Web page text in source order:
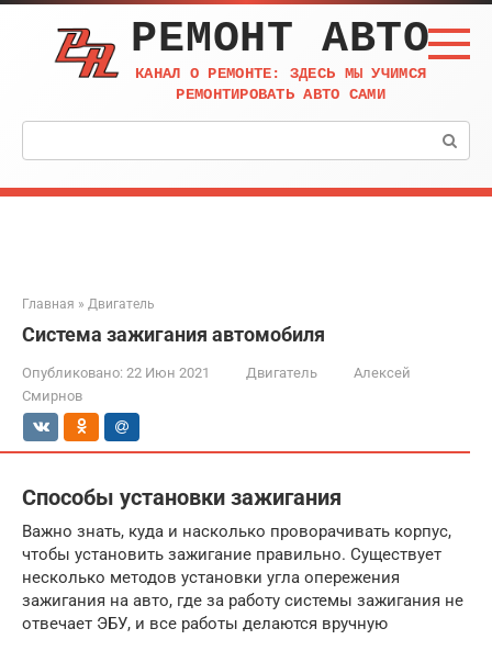
Перейти
контенту
РЕМОНТ АВТО
КАНАЛ О РЕМОНТЕ: ЗДЕСЬ МЫ УЧИМСЯ
РЕМОНТИРОВАТЬ АВТО САМИ
Поиск:
Главная » Двигатель
Система зажигания автомобиля
Опубликовано: 22 Июн 2021 Двигатель
Алексей
Смирнов
Способы установки зажигания
Важно знать, куда и насколько проворачивать корпус,
чтобы установить зажигание правильно. Существует
несколько методов установки угла опережения
зажигания на авто, где за работу системы зажигания не
отвечает ЭБУ, и все работы делаются вручную